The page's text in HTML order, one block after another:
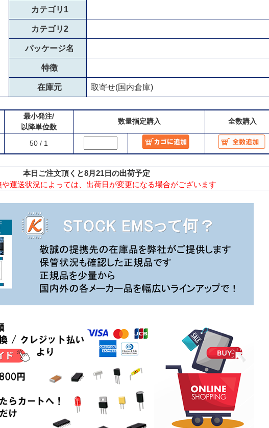
カテゴリ1
カテゴリ2
パッケージ名
特徴
在庫元 取寄せ(国内倉庫)
最小発注/
以降単位数
数量指定購入 全数購入
50 / 1
本日ご注文頂くと8月21日の出荷予定
運送状況によっては、出荷日が変更になる場合がございます